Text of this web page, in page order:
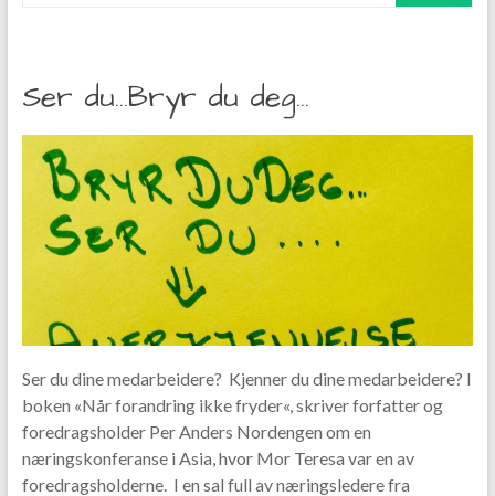
Ser du…Bryr du deg…
Ser du dine medarbeidere? Kjenner du dine medarbeidere? I
boken «Når forandring ikke fryder«, skriver forfatter og
foredragsholder Per Anders Nordengen om en
næringskonferanse i Asia, hvor Mor Teresa var en av
foredragsholderne. I en sal full av næringsledere fra